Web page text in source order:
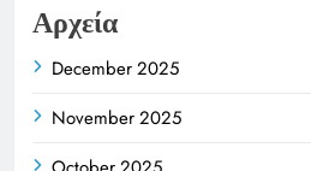
Αρχεία
December 2025
November 2025